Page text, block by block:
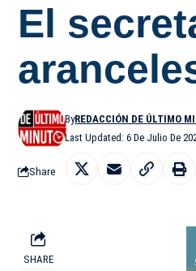
El
Last Updated: 6 De Julio De
ByREDACCIÓN DE ÚLTIMO
Share
SHARE